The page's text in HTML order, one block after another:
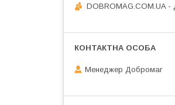
Менеджер Добромаг